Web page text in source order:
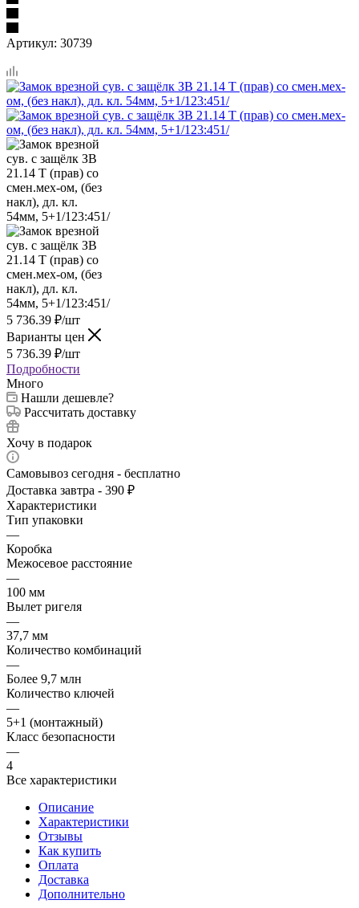
Артикул: 30739
5 736.39 ₽/шт
Варианты цен
5 736.39 ₽/шт
Подробности
Много
Нашли дешевле?
Рассчитать доставку
Хочу в подарок
Самовывоз сегодня - бесплатно
Доставка завтра - 390 ₽
Характеристики
Тип упаковки
—
Коробка
Межосевое расстояние
—
100 мм
Вылет ригеля
—
37,7 мм
Количество комбинаций
—
Более 9,7 млн
Количество ключей
—
5+1 (монтажный)
Класс безопасности
—
4
Все характеристики
Описание
Характеристики
Отзывы
Как купить
Оплата
Доставка
Дополнительно